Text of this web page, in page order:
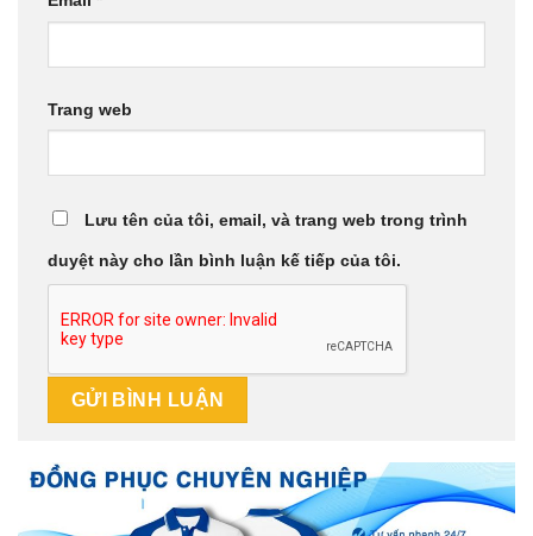
Trang web
Lưu tên của tôi, email, và trang web trong trình
duyệt này cho lần bình luận kế tiếp của tôi.